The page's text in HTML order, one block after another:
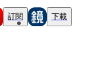
訂閱 下載